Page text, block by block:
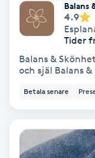
BIAB
Brynfärgning
Balans
4.9
Tider
Balans & Skönhet i
och själ Balans
Betala senare